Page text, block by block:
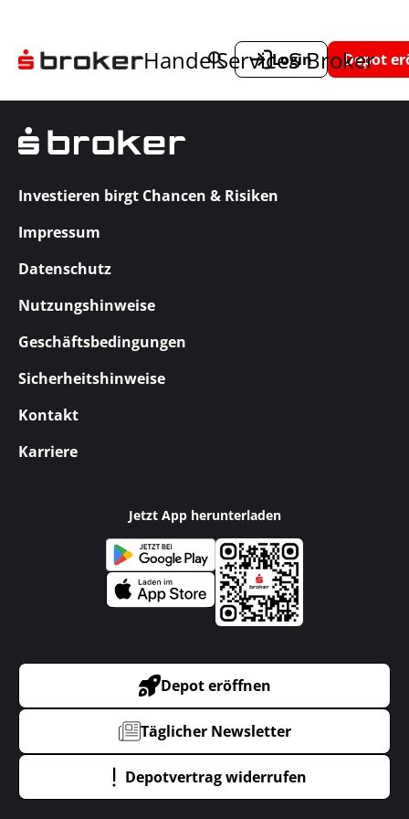
HandelServiceS Broker
Login Depot
Investieren birgt Chancen & Risiken
Impressum
Datenschutz
Nutzungshinweise
Geschäftsbedingungen
Sicherheitshinweise
Kontakt
Karriere
Jetzt App herunterladen
Depot eröffnen
Täglicher Newsletter
Depotvertrag widerrufen